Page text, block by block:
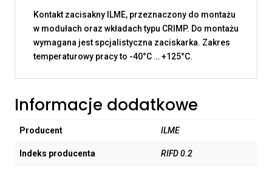
Kontakt zacisakny ILME, przeznaczony do montażu
w modułach oraz wkładach typu CRIMP. Do montażu
wymagana jest spcjalistyczna zaciskarka. Zakres
temperaturowy pracy to -40°C … +125°C.
Informacje dodatkowe
Producent ILME
Indeks producenta RIFD 0.2